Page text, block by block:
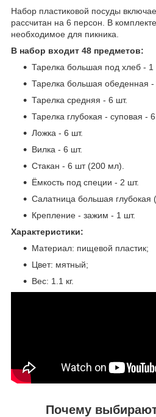
Набор пластиковой посуды
рассчитан на 6 персон. В
необходимое для пикника.
В набор входит 48 предметов:
Тарелка большая под хлеб - 1
Тарелка большая обеденная -
Тарелка средняя - 6 шт.
Тарелка глубокая - суповая -
Ложка - 6 шт.
Вилка - 6 шт.
Стакан - 6 шт (200 мл).
Ёмкость под специи - 2 шт.
Салатница большая глубокая
Крепление - зажим - 1 шт.
Характеристики:
Материал: пищевой пластик;
Цвет: мятный;
Вес: 1.1 кг.
Почему